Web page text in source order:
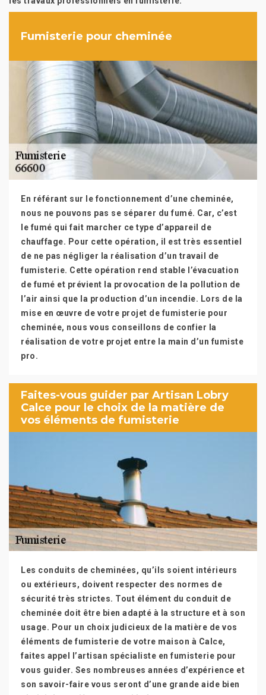
Fumisterie pour cheminée
En référant sur le fonctionnement d’une cheminée,
nous ne pouvons pas se séparer du fumé. Car, c’est
le fumé qui fait marcher ce type d’appareil de
chauffage. Pour cette opération, il est très essentiel
de ne pas négliger la réalisation d’un travail de
fumisterie. Cette opération rend stable l’évacuation
de fumé et prévient la provocation de la pollution de
l’air ainsi que la production d’un incendie. Lors de la
mise en œuvre de votre projet de fumisterie pour
cheminée, nous vous conseillons de confier la
réalisation de votre projet entre la main d’un fumiste
pro.
Faites-vous guider par Artisan Lobry
Calce pour le choix de la matière de
vos éléments de fumisterie
Les conduits de cheminées, qu’ils soient intérieurs
ou extérieurs, doivent respecter des normes de
sécurité très strictes. Tout élément du conduit de
cheminée doit être bien adapté à la structure et à son
usage. Pour un choix judicieux de la matière de vos
éléments de fumisterie de votre maison à Calce,
faites appel l’artisan spécialiste en fumisterie pour
vous guider. Ses nombreuses années d’expérience et
son savoir-faire vous seront d’une grande aide bien